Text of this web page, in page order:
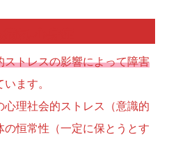
ストレスの影響によって障害
ます。
理社会的ストレス（意識的
恒常性（一定に保とうとす